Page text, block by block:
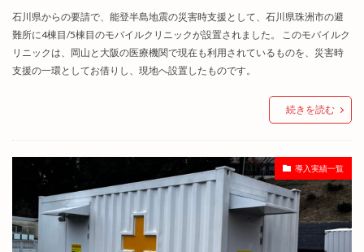
石川県からの要請で、能登半島地震の災害時支援として、石川県珠洲市の避
難所に4棟目/5棟目のモバイルクリニックが設置されました。 このモバイルク
リニックは、岡山と大阪の医療機関で現在も利用されているものを、災害時
支援の一環としてお借りし、現地へ設置したものです。
続きを読む
導入実績一覧